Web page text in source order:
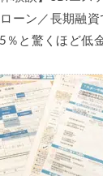
ーン／長期融
％と驚くほど低